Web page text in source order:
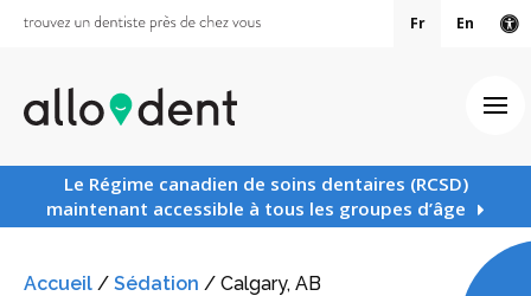
Fr En
Le Régime canadien de soins dentaires (RCSD)
maintenant accessible à tous les groupes d’âge
Accueil / Sédation / Calgary, AB